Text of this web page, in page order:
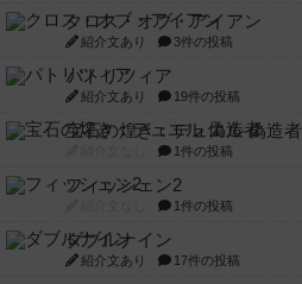
クロス・オブ・アイアン
紹介文あり 3件の投稿
パトリツィア
紹介文あり 19件の投稿
宝石の煌き：デュエル 偽造者
1件の投稿
フィッシェン2
1件の投稿
ダブルナイン
紹介文あり 17件の投稿